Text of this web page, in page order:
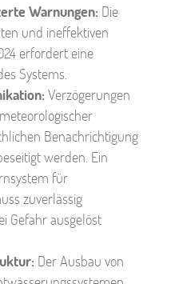
Warnungen: Die
und ineffektiven
erfordert eine
Systems.
Verzögerungen
Benachrichtigung
werden. Ein
für
zuverlässig
Gefahr ausgelöst
Der Ausbau von